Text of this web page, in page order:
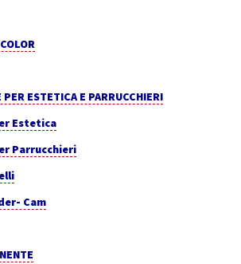
ESTETICA E PARRUCCHIERI
Estetica
Parrucchieri
Cam